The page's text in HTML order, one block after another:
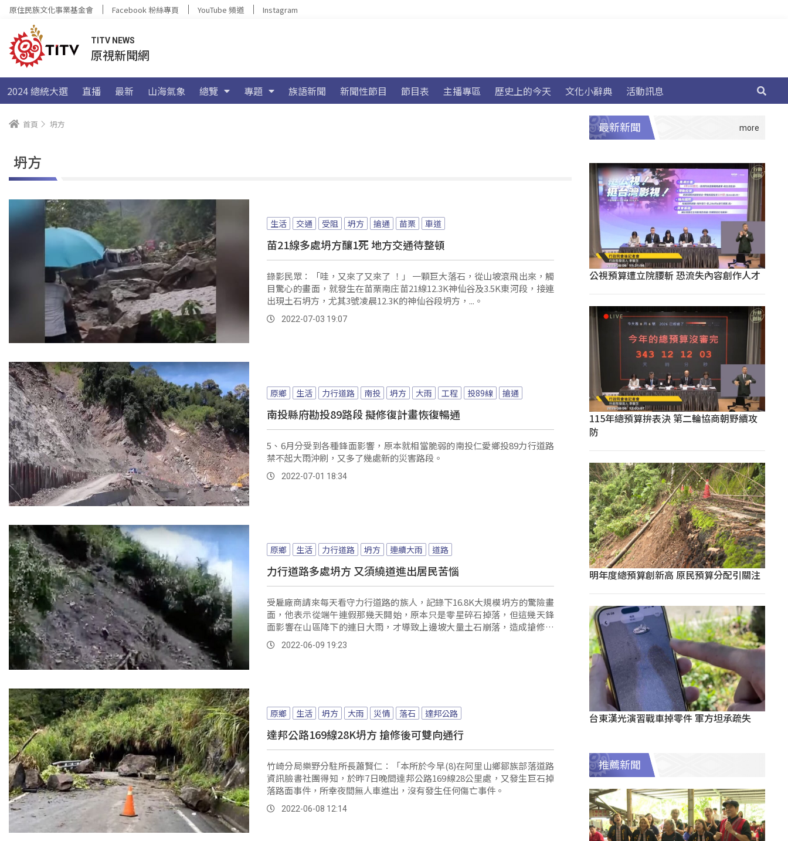
原住民族文化事業基金會 Facebook 粉絲專頁 YouTube 頻道 Instagram
TITV NEWS
原視新聞網
2024 總統大選 直播 最新 山海氣象 總覽 專題 族語新聞 新聞性節目 節目表 主播專區 歷史上的今天 文化小辭典 活動訊息
首頁 坍方
坍方
生活 交通 受阻 坍方 搶通 苗栗 車道
苗21線多處坍方釀1死 地方交通待整頓
錄影民眾：「哇，又來了又來了 ！」 一顆巨大落石，從山坡滾飛出來，觸
目驚心的畫面，就發生在苗栗南庄苗21線12.3K神仙谷及3.5K東河段，接連
出現土石坍方，尤其3號凌晨12.3K的神仙谷段坍方，...。
2022-07-03 19:07
原鄉 生活 力行道路 南投 坍方 大雨 工程 投89線 搶通
南投縣府勘投89路段 擬修復計畫恢復暢通
5、6月分受到各種鋒面影響，原本就相當脆弱的南投仁愛鄉投89力行道路
禁不起大雨沖刷，又多了幾處新的災害路段。
2022-07-01 18:34
原鄉 生活 力行道路 坍方 連續大雨 道路
力行道路多處坍方 又須繞道進出居民苦惱
受雇廠商請來每天看守力行道路的族人，記錄下16.8K大規模坍方的驚險畫
面，他表示從端午連假那幾天開始，原本只是零星碎石掉落，但這幾天鋒
面影響在山區降下的連日大雨，才導致上邊坡大量土石崩落，造成搶修的
困...。2022-06-09 19:23
原鄉 生活 坍方 大雨 災情 落石 達邦公路
達邦公路169線28K坍方 搶修後可雙向通行
竹崎分局樂野分駐所長蕭賢仁：「本所於今早(8)在阿里山鄉鄒族部落道路
資訊臉書社團得知，於昨7日晚間達邦公路169線28公里處，又發生巨石掉
落路面事件，所幸夜間無人車進出，沒有發生任何傷亡事件。
2022-06-08 12:14
最新新聞
公視預算遭立院腰斬 恐流失內容創作人才
115年總預算拚表決 第二輪協商朝野續攻
防
明年度總預算創新高 原民預算分配引關注
台東漢光演習戰車掉零件 軍方坦承疏失
推薦新聞